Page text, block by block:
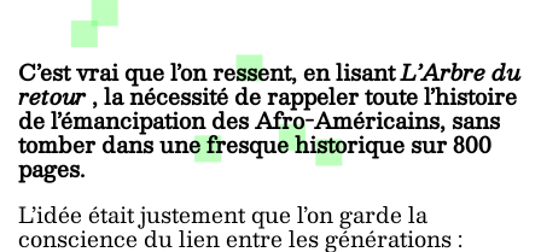
C’est vrai que l’on ressent, en lisantL’Arbre du
retour, la nécessité de rappeler toute l’histoire
de l’émancipation des Afro-Américains, sans
tomber dans une fresque historique sur 800
pages.
L’idée était justement que l’on garde la
conscience du lien entre les générations :